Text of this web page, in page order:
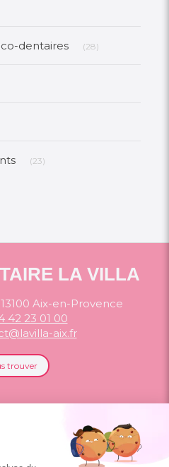
dentaires (28)
(23)
LA VILLA
13100 Aix-en-Provence
42 23 01 00
aix.fr
trouver
légales